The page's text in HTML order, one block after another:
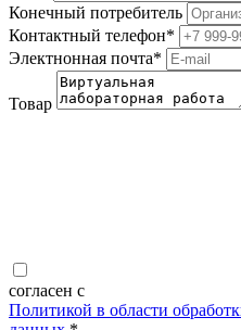
Конечный потребитель
Контактный телефон*
Электнонная почта*
Товар
согласен с
Политикой в области